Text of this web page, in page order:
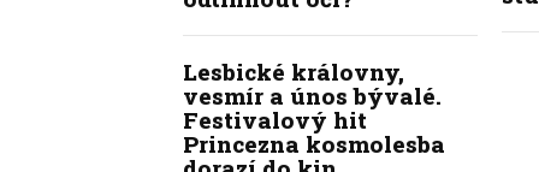
Lesbické královny,
vesmír a únos bývalé.
Festivalový hit
Princezna kosmolesba